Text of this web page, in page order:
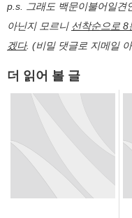
p.s. 그래도 백문이불어일견
아닌지 모르니 선착순으로 8
겠다. (비밀 댓글로 지메일
더 읽어 볼 글